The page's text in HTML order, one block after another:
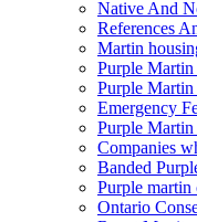
Native And
References
Martin
Purple
Purple
Emergency
Purple
Companies
Banded
Purple martin
Ontario